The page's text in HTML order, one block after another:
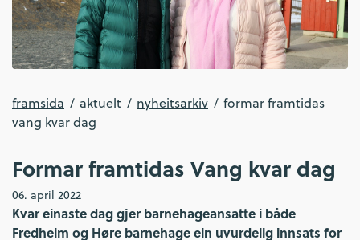
framsida aktuelt nyheitsarkiv
formar framtidas
vang kvar dag
Formar framtidas Vang kvar dag
06. april 2022
Kvar einaste dag gjer barnehageansatte i både
Fredheim og Høre barnehage ein uvurdelig innsats for